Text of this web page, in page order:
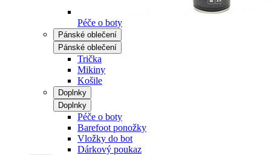
Péče o boty
Pánské oblečení
Pánské oblečení
Trička
Mikiny
Košile
Doplnky
Doplnky
Péče o boty
Barefoot ponožky
Vložky do bot
Dárkový poukaz